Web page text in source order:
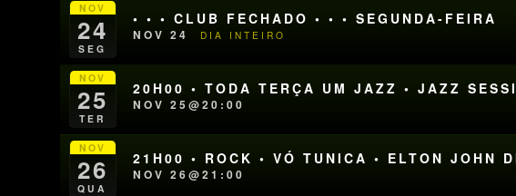
NOV
24
SEG
• • • CLUB FECHADO • • • SEGUNDA-FEIRA
NOV 24 DIA INTEIRO
NOV
25
TER
20H00 • TODA TERÇA UM JAZZ • JAZZ
NOV 25@20:00
NOV
26
QUA
21H00 • ROCK • VÓ TUNICA • ELTON JOHN
NOV 26@21:00